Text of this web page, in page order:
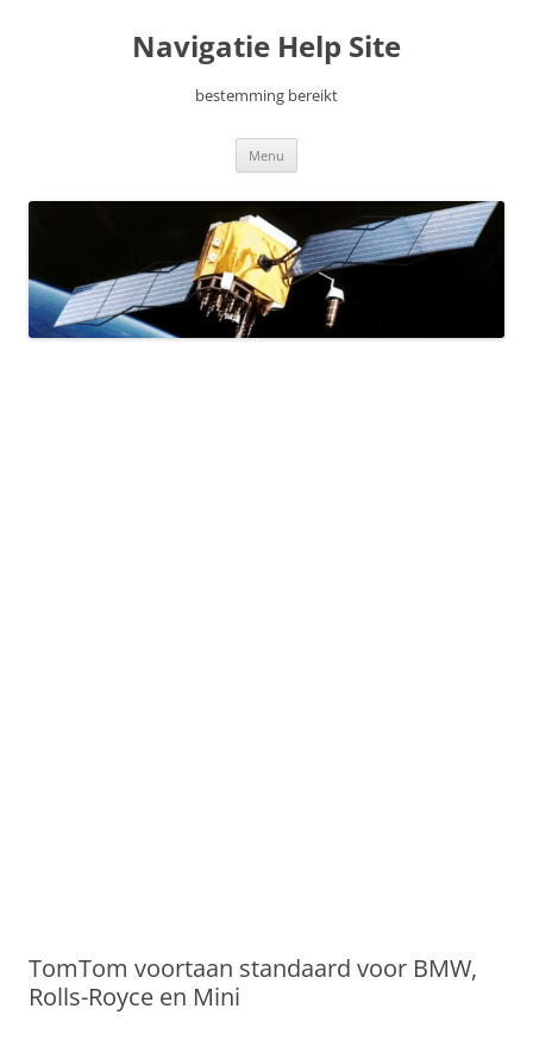
Navigatie Help Site
bestemming bereikt
Menu
TomTom voortaan standaard voor BMW,
Rolls-Royce en Mini